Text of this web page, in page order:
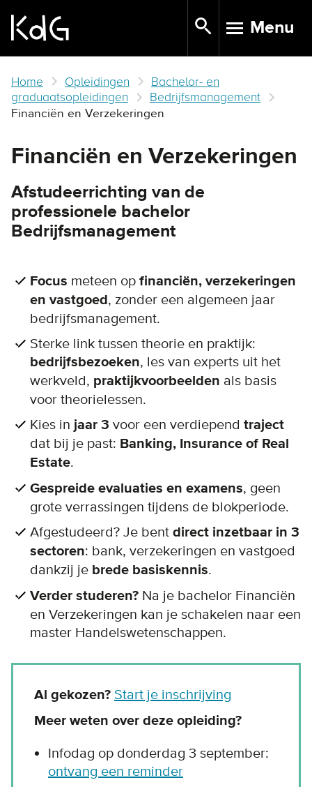
main
TOGGLE
Menu
Home Opleidingen
Bachelor- en
graduaatsopleidingen
Bedrijfsmanagement
Financiën en Verzekeringen
Financiën en Verzekeringen
Afstudeerrichting van de
professionele bachelor
Bedrijfsmanagement
Focus meteen op financiën, verzekeringen
en vastgoed, zonder een algemeen jaar
bedrijfsmanagement.
Sterke link tussen theorie en praktijk:
bedrijfsbezoeken, les van experts uit het
werkveld, praktijkvoorbeelden als basis
voor theorielessen.
Kies in jaar 3 voor een verdiepend traject
dat bij je past: Banking, Insurance of Real
Estate.
Gespreide evaluaties en examens, geen
grote verrassingen tijdens de blokperiode.
Afgestudeerd? Je bent direct inzetbaar in 3
sectoren: bank, verzekeringen en vastgoed
dankzij je brede basiskennis.
Verder studeren? Na je bachelor Financiën
en Verzekeringen kan je schakelen naar een
master Handelswetenschappen.
Al gekozen? Start je inschrijving
Meer weten over deze opleiding?
Infodag op donderdag 3 september:
ontvang een reminder